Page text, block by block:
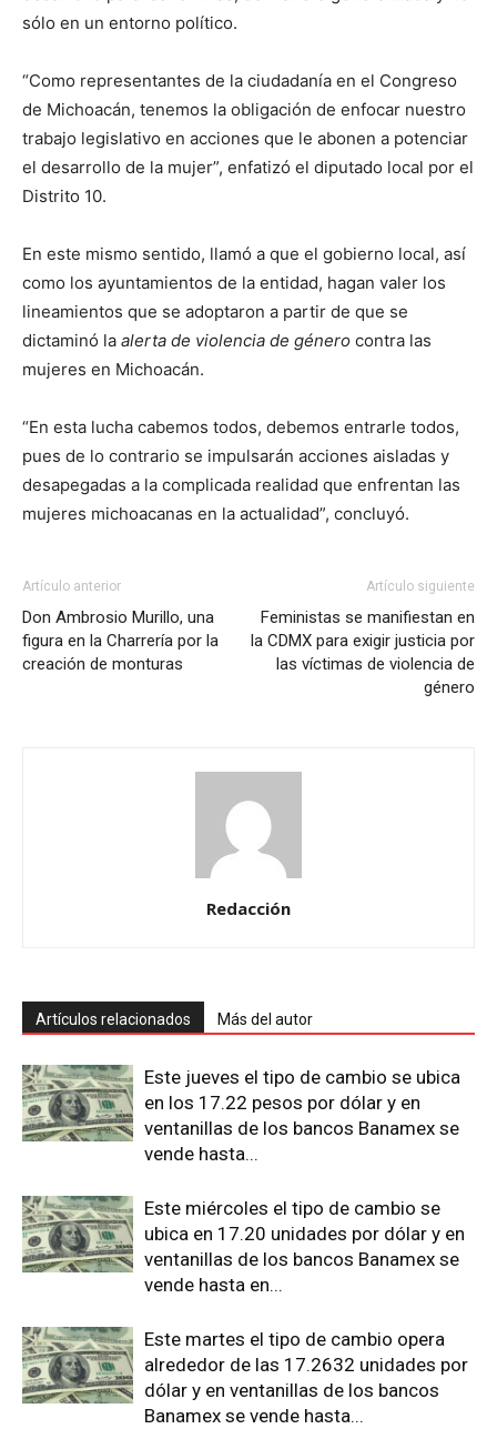
sólo en un entorno político.
“Como representantes de la ciudadanía en el Congreso
de Michoacán, tenemos la obligación de enfocar nuestro
trabajo legislativo en acciones que le abonen a potenciar
el desarrollo de la mujer”, enfatizó el diputado local por el
Distrito 10.
En este mismo sentido, llamó a que el gobierno local, así
como los ayuntamientos de la entidad, hagan valer los
lineamientos que se adoptaron a partir de que se
dictaminó la alerta de violencia de género contra las
mujeres en Michoacán.
“En esta lucha cabemos todos, debemos entrarle todos,
pues de lo contrario se impulsarán acciones aisladas y
desapegadas a la complicada realidad que enfrentan las
mujeres michoacanas en la actualidad”, concluyó.
Artículo anterior
Don Ambrosio Murillo, una
figura en la Charrería por la
creación de monturas
Artículo siguiente
Feministas se manifiestan en
la CDMX para exigir justicia por
las víctimas de violencia de
género
Redacción
Artículos relacionados Más del autor
Este jueves el tipo de cambio se ubica
en los 17.22 pesos por dólar y en
ventanillas de los bancos Banamex se
vende hasta...
Este miércoles el tipo de cambio se
ubica en 17.20 unidades por dólar y en
ventanillas de los bancos Banamex se
vende hasta en...
Este martes el tipo de cambio opera
alrededor de las 17.2632 unidades por
dólar y en ventanillas de los bancos
Banamex se vende hasta...